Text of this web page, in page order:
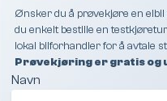
Ønsker du å prøvekjøre en
du enkelt bestille en
lokal bilforhandler for å avtale
Prøvekjøring er gratis og
Navn